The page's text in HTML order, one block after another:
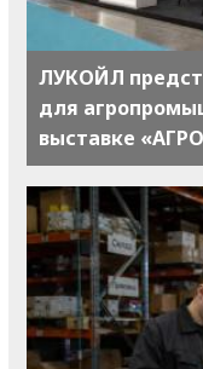
ЛУКОЙЛ
для
выставке